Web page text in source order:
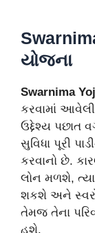
યોજના
Swarnima
કરવામાં આવેલી
ઉદ્દેશ્ય પછાત
સુવિધા પૂરી
કરવાનો છે.
લોન મળશે,
શકશે અને
તેમજ તેના
હશે.